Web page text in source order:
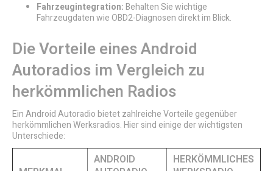
Fahrzeugintegration:Behalten Sie wichtige
Fahrzeugdaten wie OBD2-Diagnosen direkt im Blick.
Die Vorteile einesAndroid
Autoradios im Vergleich zu
herkömmlichen Radios
Ein Android Autoradio bietet zahlreiche Vorteile gegenüber
herkömmlichen Werksradios. Hier sind einige der wichtigsten
Unterschiede:
ANDROID
HERKÖMMLICHES